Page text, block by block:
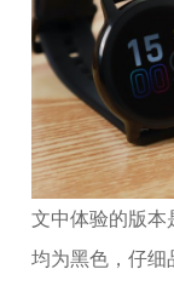
文中体验的版本
均为黑色，仔细